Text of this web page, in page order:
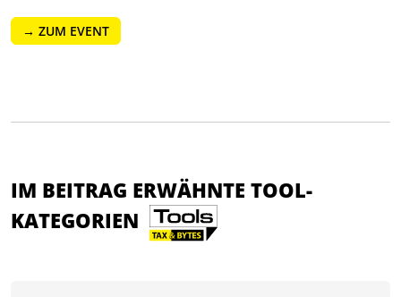
→ ZUM EVENT
IM BEITRAG ERWÄHNTE TOOL-
KATEGORIEN